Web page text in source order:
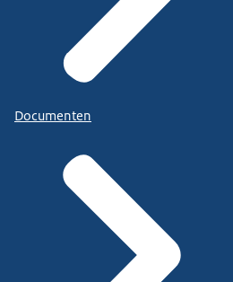
Documenten